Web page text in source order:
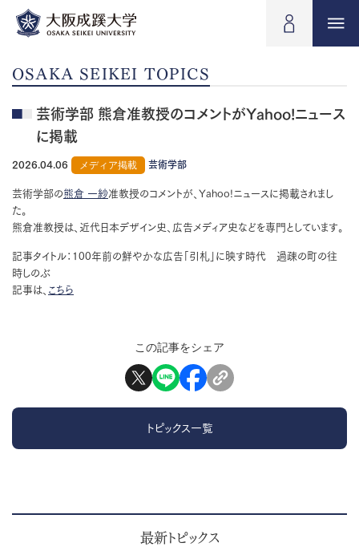
OSAKA SEIKEI TOPICS
芸術学部 熊倉准教授のコメントがYahoo!ニュース
に掲載
2026.04.06 メディア掲載 芸術学部
芸術学部の熊倉 一紗准教授のコメントが、Yahoo!ニュースに掲載されまし
た。
熊倉准教授は、近代日本デザイン史、広告メディア史などを専門としています。
記事タイトル：100年前の鮮やかな広告「引札」に映す時代 過疎の町の往
時しのぶ
記事は、 こちら
この記事をシェア
トピックス一覧
最新トピックス